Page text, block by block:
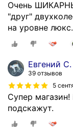
Очень
"друг"
на уровне
Евгений С.
39 отзывов
5
Супер
подскажут.